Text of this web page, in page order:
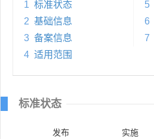
1 标准状态
2 基础信息
3 备案信息
4 适用范围
5
6
7
标准状态
发布 实施